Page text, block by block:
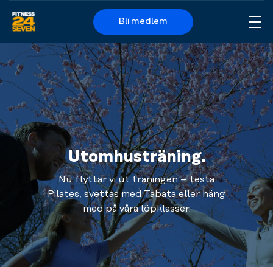
Logo
Bli medlem
Utomhusträning.
Nu flyttar vi ut träningen – testa
Pilates, svettas med Tabata eller häng
med på våra löpklasser.